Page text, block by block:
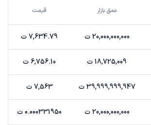
عمق بازار قیمت
20,000,000,000 ت 7,634.79 ت
18,725,009 ت 6,756.10 ت
39,999,999,947 ت 7,563 ت
20,000,000,000 ت 0.000331950 ت